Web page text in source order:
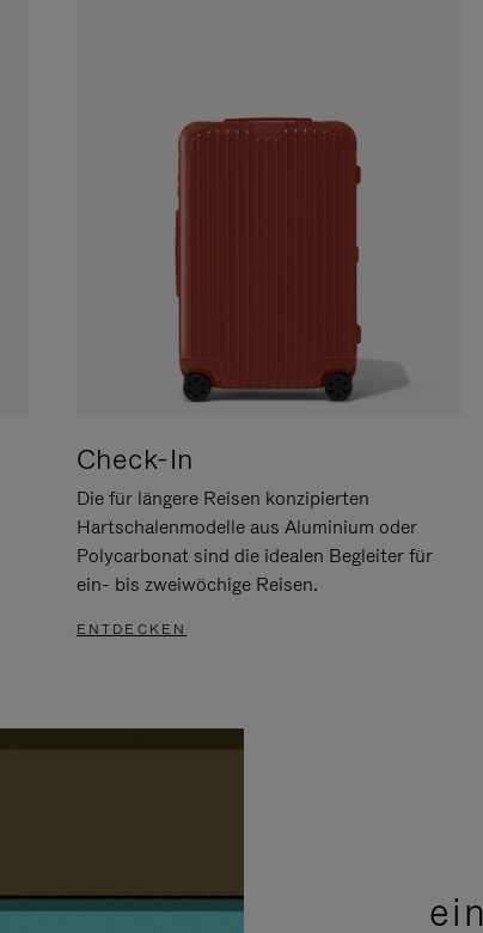
Check-In
Die für längere Reisen konzipierten
Hartschalenmodelle aus Aluminium oder
Polycarbonat sind die idealen Begleiter für
ein- bis zweiwöchige Reisen.
ENTDECKEN